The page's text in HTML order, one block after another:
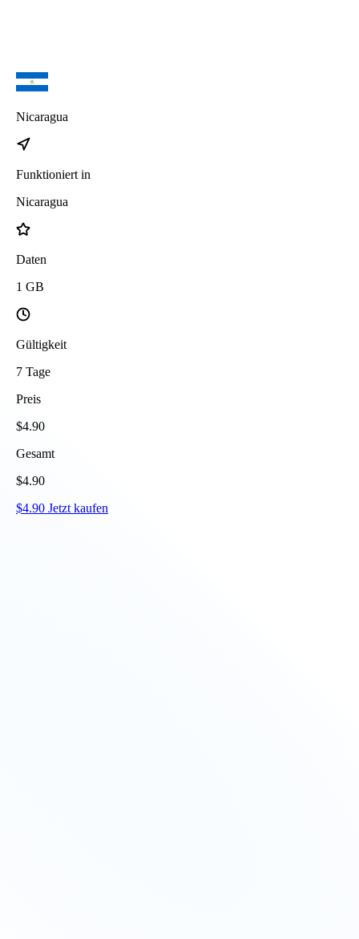
Nicaragua
Funktioniert in
Nicaragua
Daten
1 GB
Gültigkeit
7 Tage
Preis
$4.90
Gesamt
$4.90
$4.90 Jetzt kaufen